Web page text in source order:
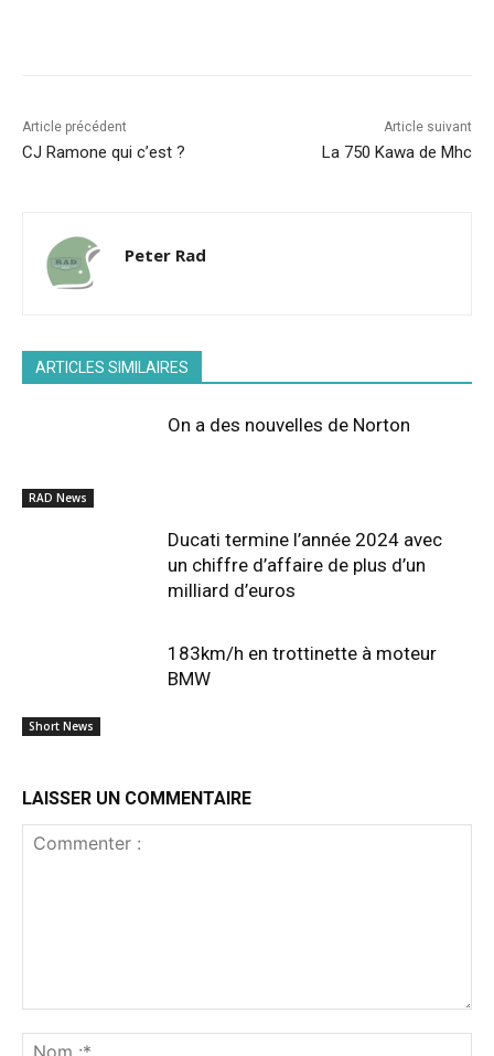
Article précédent
CJ Ramone qui c’est ?
Article suivant
La 750 Kawa de Mhc
Peter Rad
ARTICLES SIMILAIRES
RAD News
On a des nouvelles de Norton
Ducati termine l’année 2024 avec
un chiffre d’affaire de plus d’un
milliard d’euros
Short News
183km/h en trottinette à moteur
BMW
LAISSER UN COMMENTAIRE